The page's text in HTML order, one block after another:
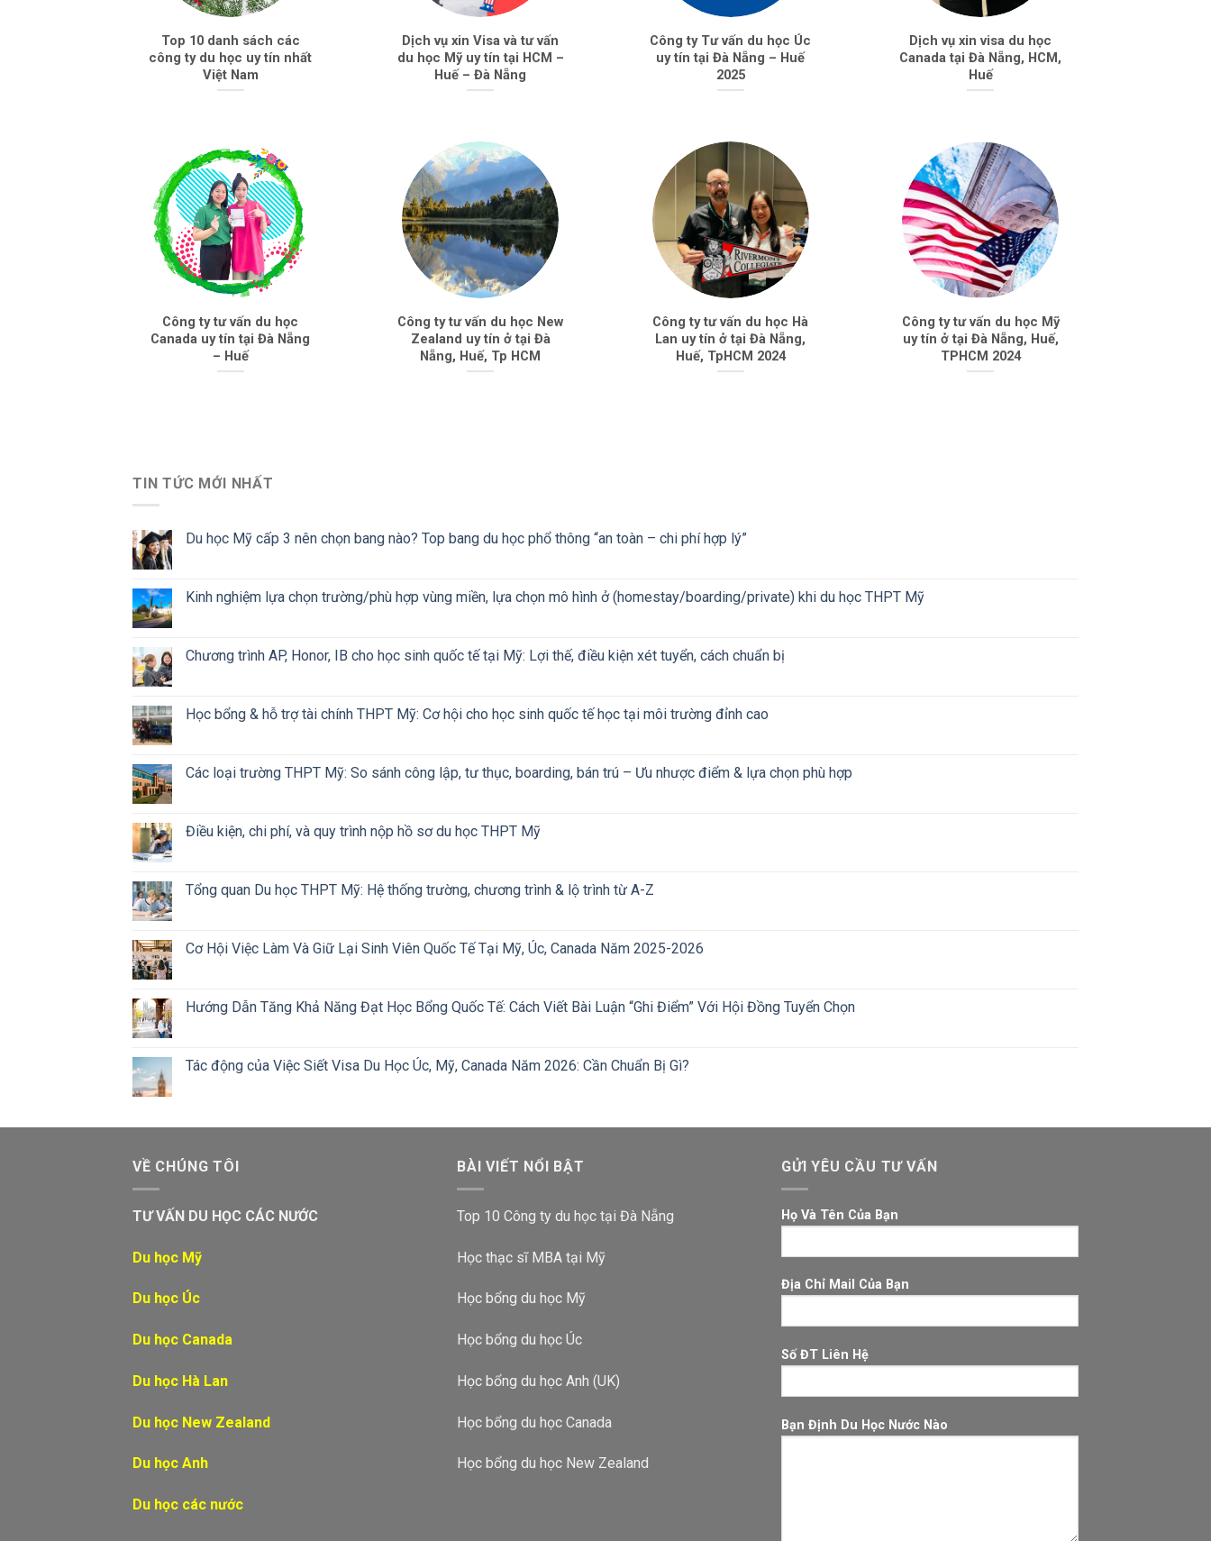
Top 10 danh sách các
công ty du học uy tín nhất
Việt Nam
Dịch vụ xin Visa và tư vấn
du học Mỹ uy tín tại HCM –
Huế – Đà Nẵng
Công ty Tư vấn du học Úc
uy tín tại Đà Nẵng – Huế
2025
Dịch vụ xin visa du học
Canada tại Đà Nẵng, HCM,
Huế
Công ty tư vấn du học
Canada uy tín tại Đà Nẵng
– Huế
Công ty tư vấn du học New
Zealand uy tín ở tại Đà
Nẵng, Huế, Tp HCM
Công ty tư vấn du học Hà
Lan uy tín ở tại Đà Nẵng,
Huế, TpHCM 2024
Công ty tư vấn du học Mỹ
uy tín ở tại Đà Nẵng, Huế,
TPHCM 2024
TIN TỨC MỚI NHẤT
Du học Mỹ cấp 3 nên chọn bang nào? Top bang du học phổ thông “an toàn – chi phí hợp lý”
Kinh nghiệm lựa chọn trường/phù hợp vùng miền, lựa chọn mô hình ở (homestay/boarding/private) khi du học THPT Mỹ
Chương trình AP, Honor, IB cho học sinh quốc tế tại Mỹ: Lợi thế, điều kiện xét tuyển, cách chuẩn bị
Học bổng & hỗ trợ tài chính THPT Mỹ: Cơ hội cho học sinh quốc tế học tại môi trường đỉnh cao
Các loại trường THPT Mỹ: So sánh công lập, tư thục, boarding, bán trú – Ưu nhược điểm & lựa chọn phù hợp
Điều kiện, chi phí, và quy trình nộp hồ sơ du học THPT Mỹ
Tổng quan Du học THPT Mỹ: Hệ thống trường, chương trình & lộ trình từ A-Z
Cơ Hội Việc Làm Và Giữ Lại Sinh Viên Quốc Tế Tại Mỹ, Úc, Canada Năm 2025-2026
Hướng Dẫn Tăng Khả Năng Đạt Học Bổng Quốc Tế: Cách Viết Bài Luận “Ghi Điểm” Với Hội Đồng Tuyển Chọn
Tác động của Việc Siết Visa Du Học Úc, Mỹ, Canada Năm 2026: Cần Chuẩn Bị Gì?
VỀ CHÚNG TÔI
TƯ VẤN DU HỌC CÁC NƯỚC
Du học Mỹ
Du học Úc
Du học Canada
Du học Hà Lan
Du học New Zealand
Du học Anh
Du học các nước
BÀI VIẾT NỔI BẬT
Top 10 Công ty du học tại Đà Nẵng
Học thạc sĩ MBA tại Mỹ
Học bổng du học Mỹ
Học bổng du học Úc
Học bổng du học Anh (UK)
Học bổng du học Canada
Học bổng du học New Zealand
GỬI YÊU CẦU TƯ VẤN
Họ Và Tên Của Bạn
Địa Chỉ Mail Của Bạn
Số ĐT Liên Hệ
Bạn Định Du Học Nước Nào